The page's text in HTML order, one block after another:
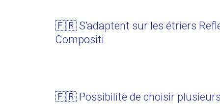
🇫🇷 S’adaptent sur les étriers
Compositi
🇫🇷 Possibilité de choisir